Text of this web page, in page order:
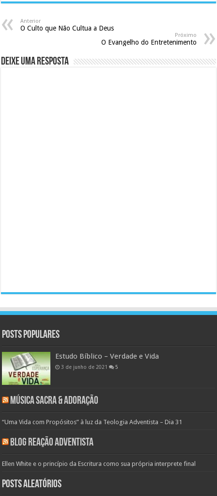
Anterior
O Culto que Não Cultua a Deus
Próximo
O Evangelho do Entretenimento
Deixe uma resposta
Posts populares
Estudo Bíblico – Verdade e Vida
3 de junho de 2021 5
Música Sacra & Adoração
“Uma Vida com Propósitos” à luz da Teologia Adventista – Dia 31
Blog Reação Adventista
Ellen White e o princípio da Escritura como sua própria interprete final
Posts aleatórios